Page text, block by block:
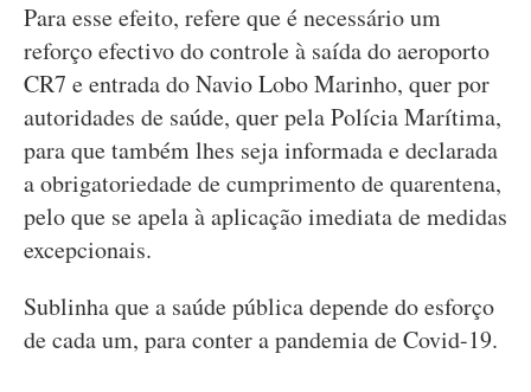
Para esse efeito, refere que é necessário um
reforço efectivo do controle à saída do aeroporto
CR7 e entrada do Navio Lobo Marinho, quer por
autoridades de saúde, quer pela Polícia Marítima,
para que também lhes seja informada e declarada
a obrigatoriedade de cumprimento de quarentena,
pelo que se apela à aplicação imediata de medidas
excepcionais.
Sublinha que a saúde pública depende do esforço
de cada um, para conter a pandemia de Covid-19.